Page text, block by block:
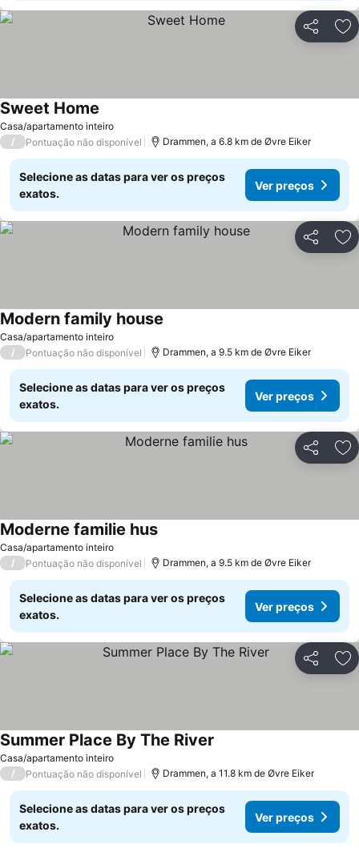
Partilhar
Casa/apartamento inteiro
Sweet Home
/ Pontuação não disponível Drammen, a 6.8 km de Øvre Eiker
Selecione as datas para ver os preços
exatos.
Ver preços
Partilhar
Casa/apartamento inteiro
Modern family house
/ Pontuação não disponível Drammen, a 9.5 km de Øvre Eiker
Selecione as datas para ver os preços
exatos.
Ver preços
Partilhar
Casa/apartamento inteiro
Moderne familie hus
/ Pontuação não disponível Drammen, a 9.5 km de Øvre Eiker
Selecione as datas para ver os preços
exatos.
Ver preços
Partilhar
Casa/apartamento inteiro
Summer Place By The River
/ Pontuação não disponível Drammen, a 11.8 km de Øvre Eiker
Selecione as datas para ver os preços
exatos.
Ver preços